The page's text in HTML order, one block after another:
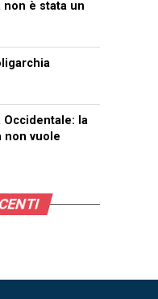
non è stata un
Occidentale: la
non vuole